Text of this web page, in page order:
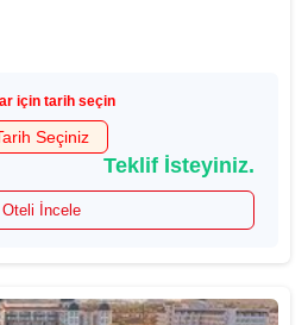
için tarih seçin
Seçiniz
Teklif İsteyiniz.
Oteli İncele